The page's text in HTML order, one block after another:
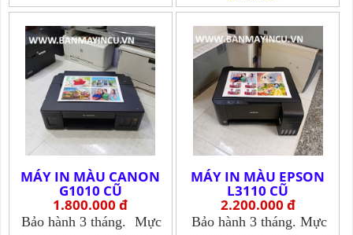
MÁY IN MÀU CANON
G1010 CŨ
1.800.000 đ
Bảo hành 3 tháng.
Mực
MÁY IN MÀU EPSON
L3110 CŨ
2.200.000 đ
Bảo hành 3 tháng. Mực